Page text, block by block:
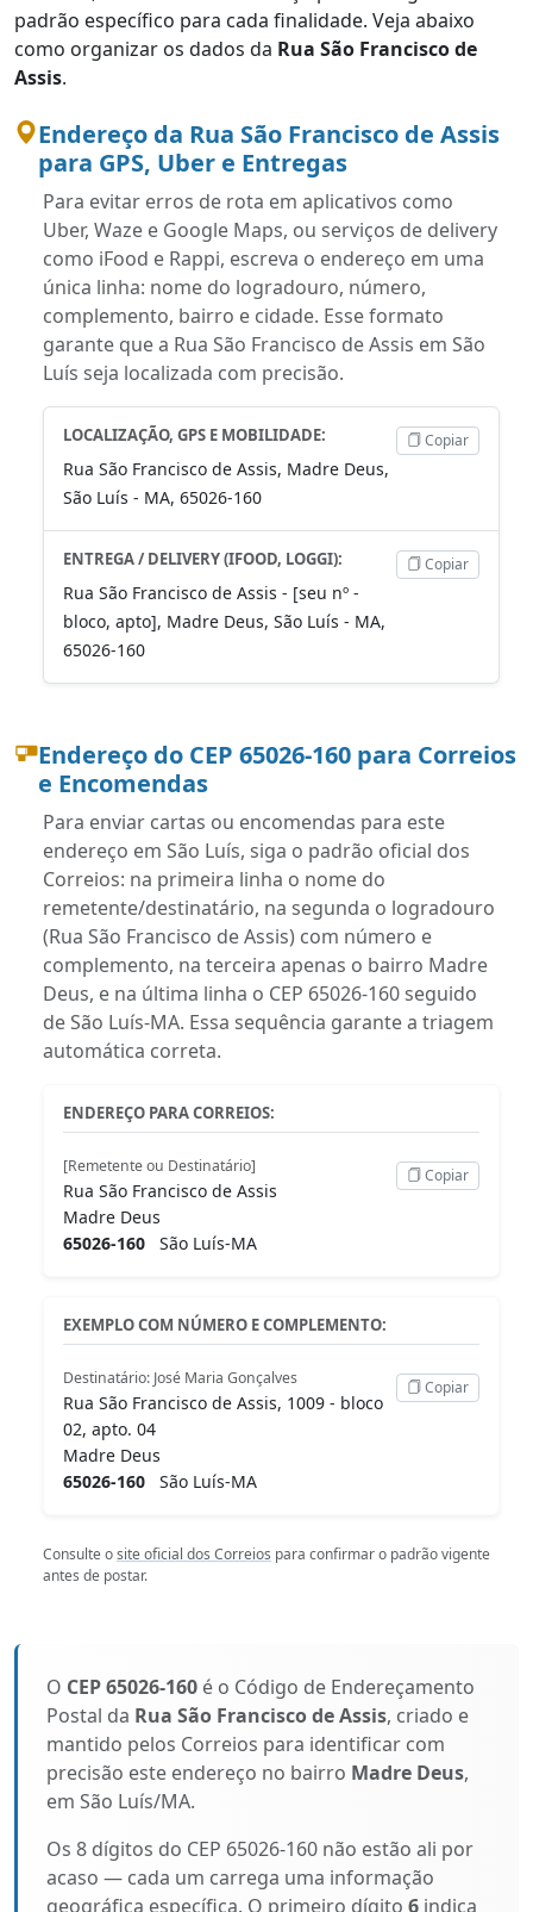
padrão específico para cada finalidade. Veja abaixo
como organizar os dados da Rua São Francisco de
Assis.
Endereço da Rua São Francisco de Assis
para GPS, Uber e Entregas
Para evitar erros de rota em aplicativos como
Uber, Waze e Google Maps, ou serviços de delivery
como iFood e Rappi, escreva o endereço em uma
única linha: nome do logradouro, número,
complemento, bairro e cidade. Esse formato
garante que a Rua São Francisco de Assis em São
Luís seja localizada com precisão.
LOCALIZAÇÃO, GPS E MOBILIDADE:
Rua São Francisco de Assis, Madre Deus,
São Luís - MA, 65026-160
Copiar
ENTREGA / DELIVERY (IFOOD, LOGGI):
Rua São Francisco de Assis - [seu nº -
bloco, apto], Madre Deus, São Luís - MA,
65026-160
Copiar
Endereço do CEP 65026-160 para Correios
e Encomendas
Para enviar cartas ou encomendas para este
endereço em São Luís, siga o padrão oficial dos
Correios: na primeira linha o nome do
remetente/destinatário, na segunda o logradouro
(Rua São Francisco de Assis) com número e
complemento, na terceira apenas o bairro Madre
Deus, e na última linha o CEP 65026-160 seguido
de São Luís-MA. Essa sequência garante a triagem
automática correta.
ENDEREÇO PARA CORREIOS:
[Remetente ou Destinatário]
Rua São Francisco de Assis
Madre Deus
65026-160 São Luís-MA
Copiar
EXEMPLO COM NÚMERO E COMPLEMENTO:
Destinatário: José Maria Gonçalves
Rua São Francisco de Assis, 1009 - bloco
02, apto. 04
Madre Deus
65026-160 São Luís-MA
Copiar
Consulte osite oficial dos Correios para confirmar o padrão vigente
antes de postar.
O CEP 65026-160 é o Código de Endereçamento
Postal da Rua São Francisco de Assis, criado e
mantido pelos Correios para identificar com
precisão este endereço no bairro Madre Deus,
em São Luís/MA.
Os 8 dígitos do CEP 65026-160 não estão ali por
acaso — cada um carrega uma informação
geográfica específica. O primeiro dígito 6 indica